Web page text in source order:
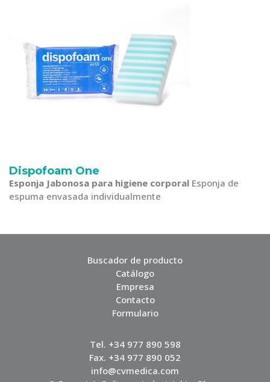
Dispofoam One
Esponja Jabonosa para higiene corporal Esponja de
espuma envasada individualmente
Buscador de producto
Catálogo
Empresa
Contacto
Formulario
Tel. +34 977 890 598
Fax. +34 977 890 052
info@cvmedica.com